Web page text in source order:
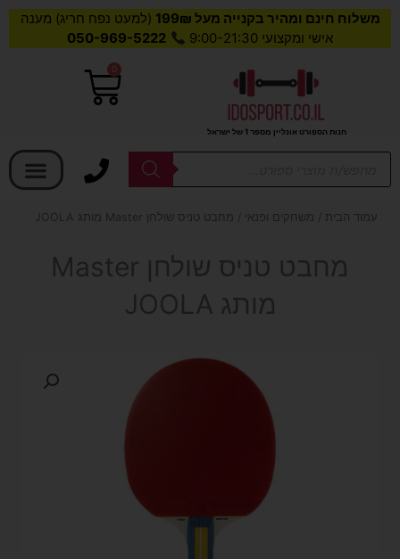
משלוח חינם ומהיר בקנייה מעל 199₪
(למעט נפח חריג) מענה
אישי ומקצועי 9:00-21:30
050-969-5222
חנות הספורט אונליין מספר 1 של ישראל
0
עגלת
Products
עמוד הבית / משחקים ופנאי / מחבט טניס שולחן Master מותג JOOLA
מחבט טניס שולחן Master
מותג JOOLA